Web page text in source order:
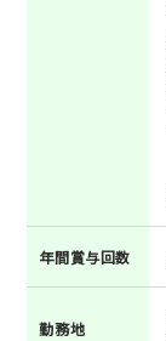
年間賞与回数
勤務地